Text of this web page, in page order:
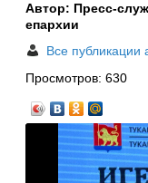
Автор: Пресс-
епархии
Все публикации
Просмотров: 630